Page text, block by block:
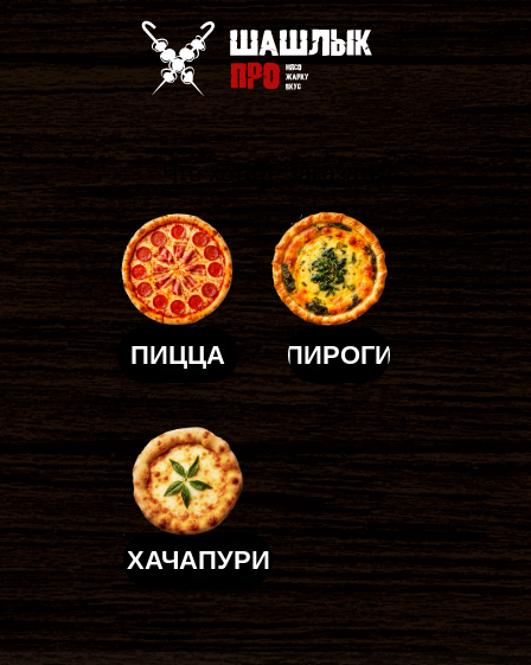
ПИЦЦА ПИРОГИ
ХАЧАПУРИ
Что хотите заказать?
Шашлык про
все права защищены
услуга предоставляет
ИП Овсепян меружан альбертович
Рейтинг организации
на Яндекс Картах